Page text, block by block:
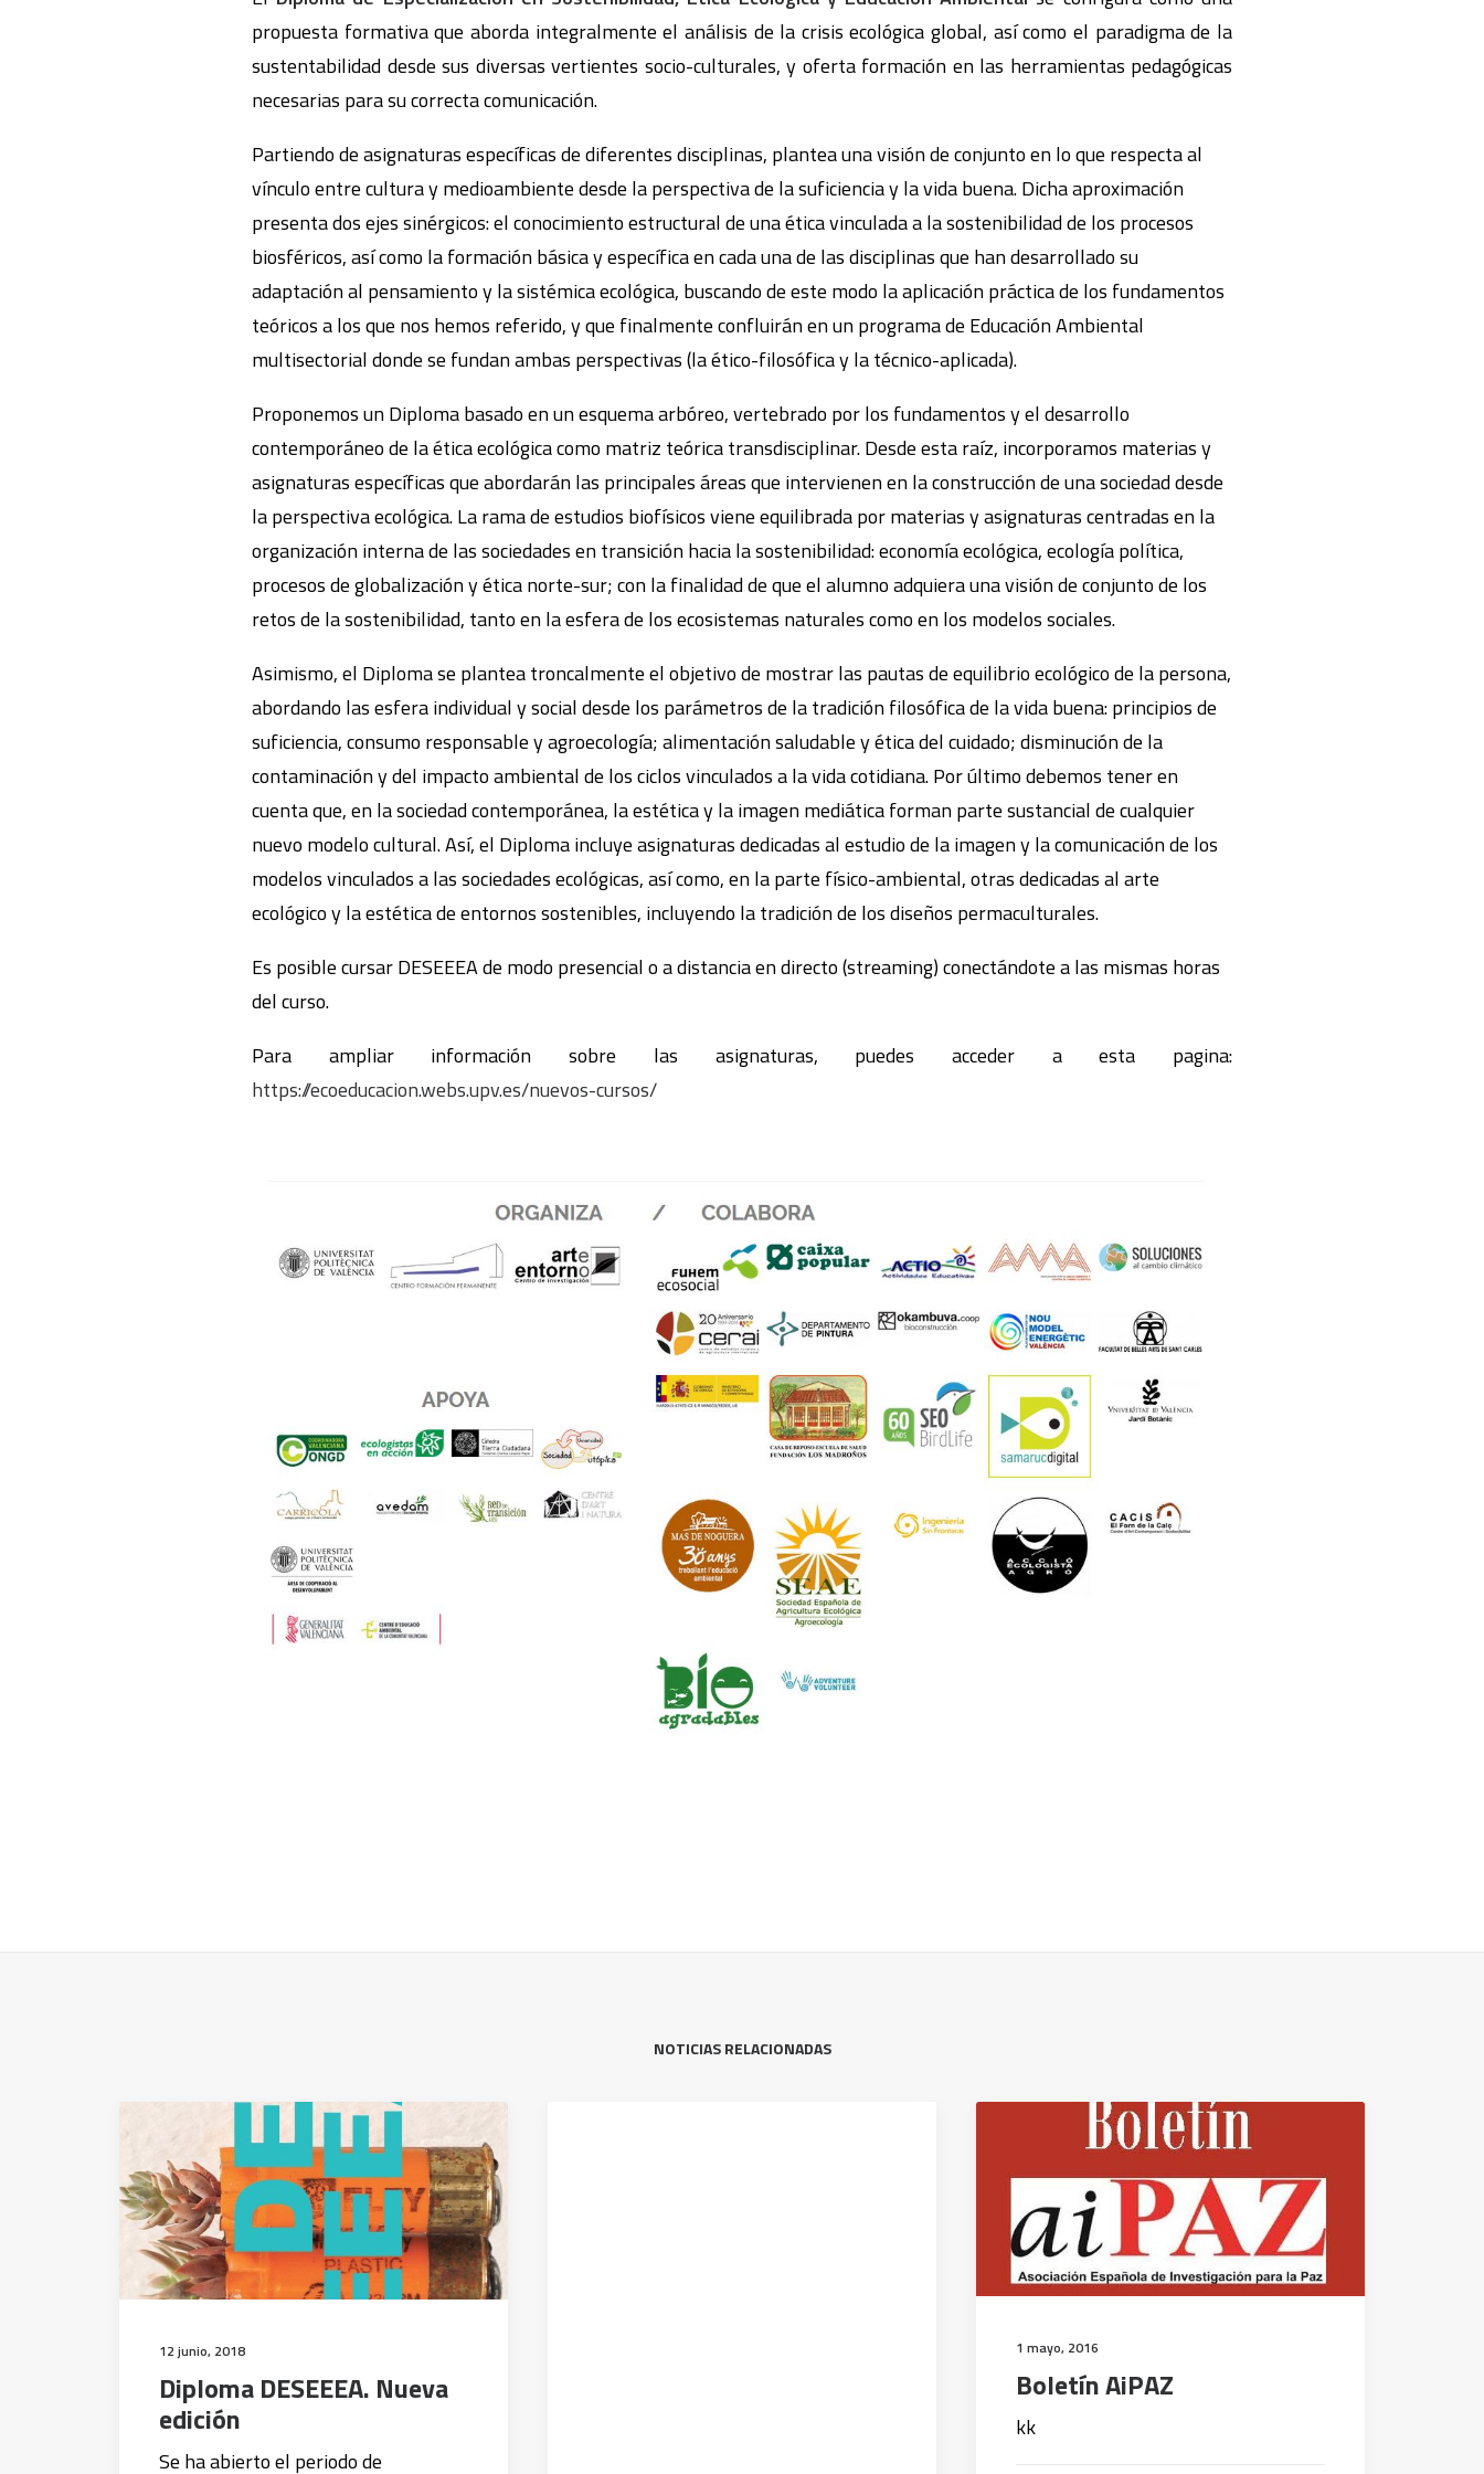
propuesta formativa que aborda integralmente el análisis de la crisis ecológica global, así como el paradigma de la
sustentabilidad desde sus diversas vertientes socio-culturales, y oferta formación en las herramientas pedagógicas
necesarias para su correcta comunicación.
Partiendo de asignaturas específicas de diferentes disciplinas, plantea una visión de conjunto en lo que respecta al
vínculo entre cultura y medioambiente desde la perspectiva de la suficiencia y la vida buena. Dicha aproximación
presenta dos ejes sinérgicos: el conocimiento estructural de una ética vinculada a la sostenibilidad de los procesos
biosféricos, así como la formación básica y específica en cada una de las disciplinas que han desarrollado su
adaptación al pensamiento y la sistémica ecológica, buscando de este modo la aplicación práctica de los fundamentos
teóricos a los que nos hemos referido, y que finalmente confluirán en un programa de Educación Ambiental
multisectorial donde se fundan ambas perspectivas (la ético-filosófica y la técnico-aplicada).
Proponemos un Diploma basado en un esquema arbóreo, vertebrado por los fundamentos y el desarrollo
contemporáneo de la ética ecológica como matriz teórica transdisciplinar. Desde esta raíz, incorporamos materias y
asignaturas específicas que abordarán las principales áreas que intervienen en la construcción de una sociedad desde
la perspectiva ecológica. La rama de estudios biofísicos viene equilibrada por materias y asignaturas centradas en la
organización interna de las sociedades en transición hacia la sostenibilidad: economía ecológica, ecología política,
procesos de globalización y ética norte-sur; con la finalidad de que el alumno adquiera una visión de conjunto de los
retos de la sostenibilidad, tanto en la esfera de los ecosistemas naturales como en los modelos sociales.
Asimismo, el Diploma se plantea troncalmente el objetivo de mostrar las pautas de equilibrio ecológico de la persona,
abordando las esfera individual y social desde los parámetros de la tradición filosófica de la vida buena: principios de
suficiencia, consumo responsable y agroecología; alimentación saludable y ética del cuidado; disminución de la
contaminación y del impacto ambiental de los ciclos vinculados a la vida cotidiana. Por último debemos tener en
cuenta que, en la sociedad contemporánea, la estética y la imagen mediática forman parte sustancial de cualquier
nuevo modelo cultural. Así, el Diploma incluye asignaturas dedicadas al estudio de la imagen y la comunicación de los
modelos vinculados a las sociedades ecológicas, así como, en la parte físico-ambiental, otras dedicadas al arte
ecológico y la estética de entornos sostenibles, incluyendo la tradición de los diseños permaculturales.
Es posible cursar DESEEEA de modo presencial o a distancia en directo (streaming) conectándote a las mismas horas
del curso.
Para ampliar información sobre las asignaturas, puedes acceder a esta pagina:
https://ecoeducacion.webs.upv.es/nuevos-cursos/
NOTICIAS RELACIONADAS
12 junio, 2018
Diploma DESEEEA. Nueva
edición
Se ha abierto el periodo de
1 mayo, 2016
Boletín AiPAZ
kk